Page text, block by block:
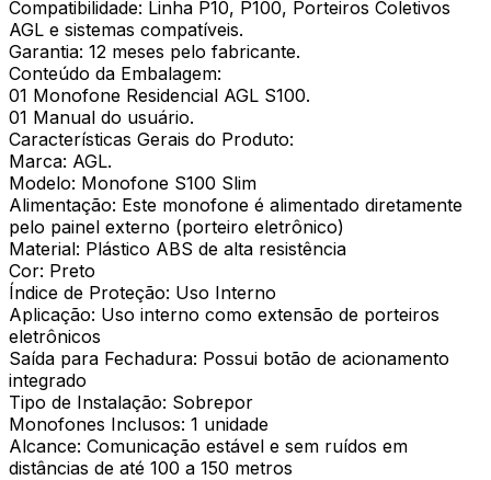
Compatibilidade: Linha P10, P100, Porteiros Coletivos
AGL e sistemas compatíveis.
Garantia: 12 meses pelo fabricante.
Conteúdo da Embalagem:
01 Monofone Residencial AGL S100.
01 Manual do usuário.
Características Gerais do Produto:
Marca: AGL.
Modelo: Monofone S100 Slim
Alimentação: Este monofone é alimentado diretamente
pelo painel externo (porteiro eletrônico)
Material: Plástico ABS de alta resistência
Cor: Preto
Índice de Proteção: Uso Interno
Aplicação: Uso interno como extensão de porteiros
eletrônicos
Saída para Fechadura: Possui botão de acionamento
integrado
Tipo de Instalação: Sobrepor
Monofones Inclusos: 1 unidade
Alcance: Comunicação estável e sem ruídos em
distâncias de até 100 a 150 metros